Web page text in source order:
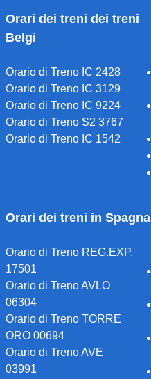
Orari dei treni dei treni
Belgi
Orario di Treno IC 2428
Orario di Treno IC 3129
Orario di Treno IC 9224
Orario di Treno S2 3767
Orario di Treno IC 1542
Orari dei treni in Spagna
Orario di Treno REG.EXP.
17501
Orario di Treno AVLO
06304
Orario di Treno TORRE
ORO 00694
Orario di Treno AVE
03991